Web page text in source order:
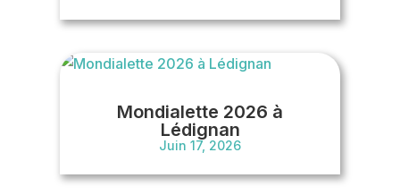
Mondialette 2026 à
Lédignan
Juin 17, 2026